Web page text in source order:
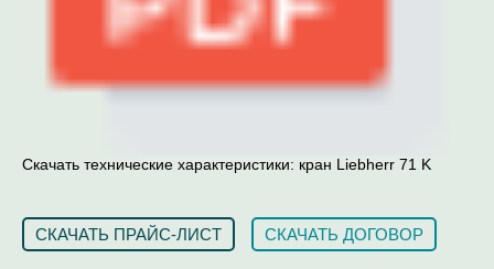
Скачать технические характеристики: кран Liebherr 71 K
СКАЧАТЬ ПРАЙС-ЛИСТ СКАЧАТЬ ДОГОВОР